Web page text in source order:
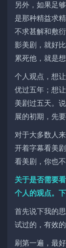
另外，如果足
是那种精益求
不求甚解和敷
影美剧，就好
累死他，就是
个人观点，想
优过五年；想
美剧过五天。
展的初期，先
对于大多数人
开着字幕看美
看美剧，你也
关于是否需要
个人的观点。
首先说下我的
试过的，有效
刷第一遍，最